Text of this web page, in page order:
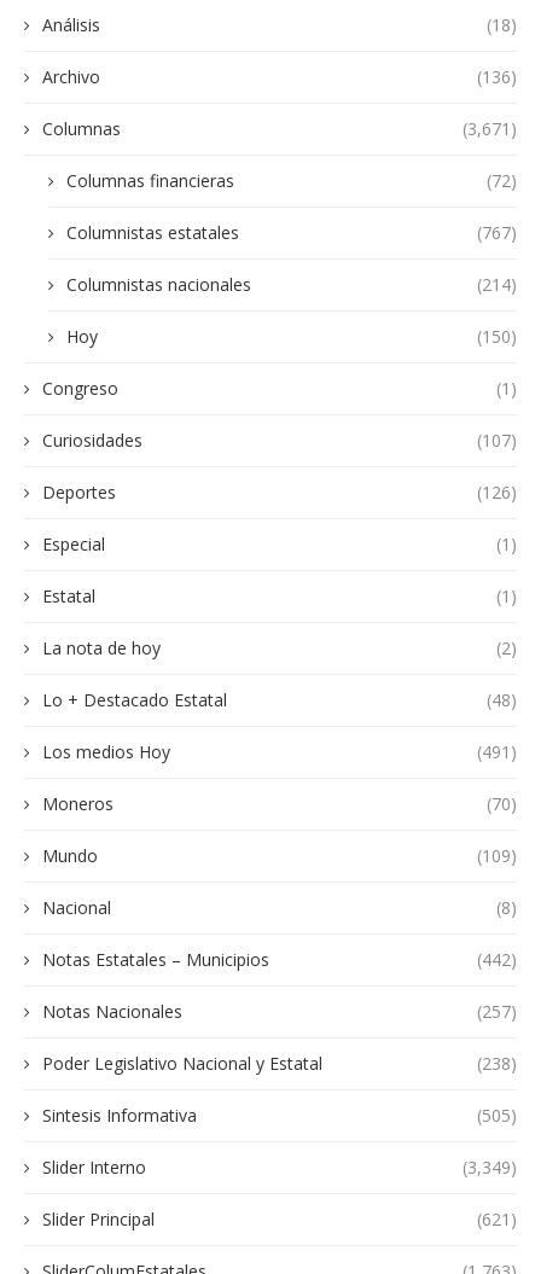
Análisis (18)
Archivo (136)
Columnas (3,671)
Columnas financieras (72)
Columnistas estatales (767)
Columnistas nacionales (214)
Hoy (150)
Congreso (1)
Curiosidades (107)
Deportes (126)
Especial (1)
Estatal (1)
La nota de hoy (2)
Lo + Destacado Estatal (48)
Los medios Hoy (491)
Moneros (70)
Mundo (109)
Nacional (8)
Notas Estatales – Municipios (442)
Notas Nacionales (257)
Poder Legislativo Nacional y Estatal (238)
Sintesis Informativa (505)
Slider Interno (3,349)
Slider Principal (621)